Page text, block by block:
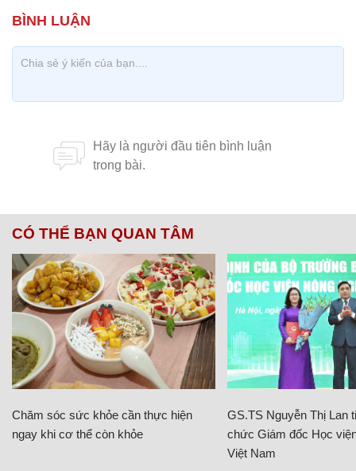
CÓ THỂ BẠN QUAN TÂM
Chăm sóc sức khỏe cần thực hiện
ngay khi cơ thể còn khỏe
GS.TS Nguyễn Thị Lan
chức Giám đốc Học
Việt Nam